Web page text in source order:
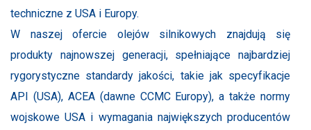
techniczne z USA i Europy.
W naszej ofercie olejów silnikowych znajdują się
produkty najnowszej generacji, spełniające najbardziej
rygorystyczne standardy jakości, takie jak specyfikacje
API (USA), ACEA (dawne CCMC Europy), a także normy
wojskowe USA i wymagania największych producentów